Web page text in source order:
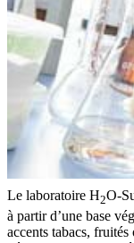
Le laboratoire H2O-
à partir d’une base
accents tabacs,